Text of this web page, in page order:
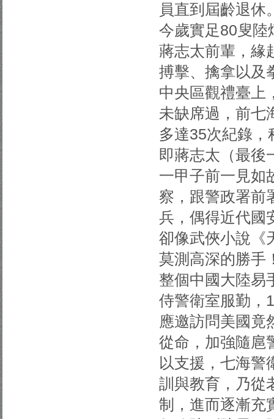
員直到屆齡退休
今歲實足80叟陸
蔣志太前輩，緣
搏擊、擒拿以及
中央區觀禮臺上
未缺席過，前七
多達35次紀錄
即蔣志太（最後
一甲子前一見如
察，跟警政署前
兵，偶得近代國
卻像武俠小說《
莫測高深的勝手
整個中國大陸易
侍警衛室服勤，
應邀訪問美國竟
從命，加強隨扈
以支援，七海警
訓與教育，乃從
制，進而逐漸充